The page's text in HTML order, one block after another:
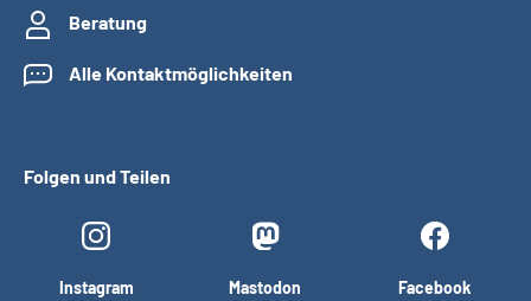
Beratung
Alle Kontaktmöglichkeiten
Folgen und Teilen
Instagram Mastodon Facebook